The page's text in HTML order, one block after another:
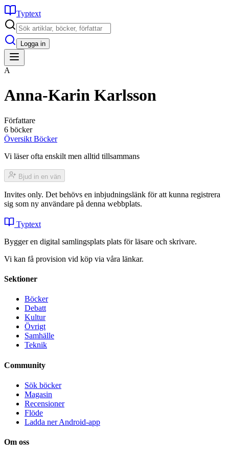
Typtext
Logga in
A
Anna-Karin Karlsson
Författare
6 böcker
Översikt Böcker
Vi läser ofta enskilt men alltid tillsammans
Bjud in en vän
Invites only. Det behövs en inbjudningslänk för att kunna registrera
sig som ny användare på denna webbplats.
Typtext
Bygger en digital samlingsplats plats för läsare och skrivare.
Vi kan få provision vid köp via våra länkar.
Sektioner
Böcker
Debatt
Kultur
Övrigt
Samhälle
Teknik
Community
Sök böcker
Magasin
Recensioner
Flöde
Ladda ner Android-app
Om oss